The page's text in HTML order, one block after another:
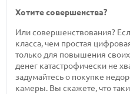
Хотите совершенства?
Или совершенствования?
класса, чем простая
только для повышения
денег катастрофически не
задумайтесь о покупке
камеры. Вы скажете, что